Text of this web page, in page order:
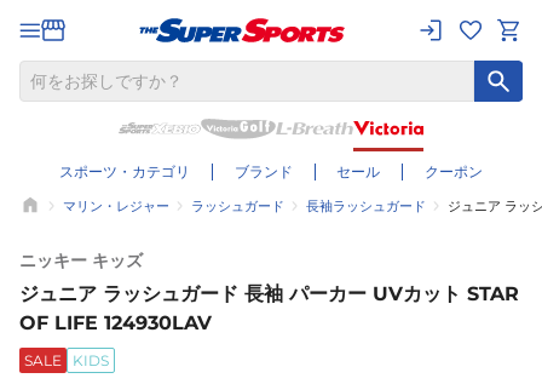
スポーツ・カテゴリ ブランド セール クーポン
マリン・レジャー ラッシュガード 長袖ラッシュガード ジュニア ラッ
ニッキー キッズ
ジュニア ラッシュガード 長袖 パーカー UVカット STAR
OF LIFE 124930LAV
SALE KIDS